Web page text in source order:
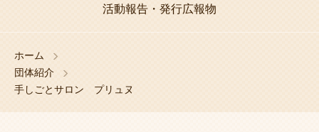
活動報告・発行広報物
ホーム
団体紹介
手しごとサロン プリュヌ